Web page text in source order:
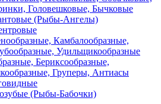
Головешковые, Бычковые
(Рыбы-Ангелы)
Камбалообразные,
Удильщикообразные
Бериксообразные,
Груперы, Антиасы
(Рыбы-Бабочки)